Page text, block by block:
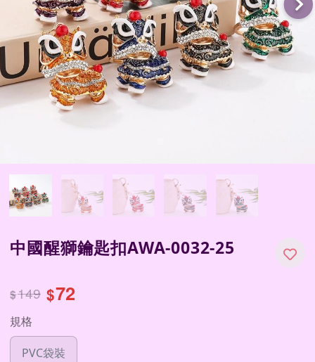
中國醒獅鑰匙扣AWA-0032-25
$149 $72
規格
PVC袋裝